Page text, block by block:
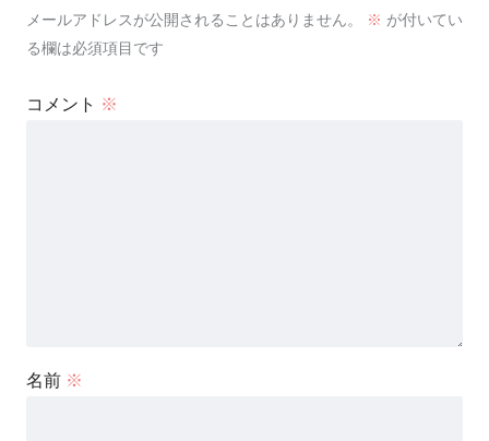
メールアドレスが公開されることはありません。 ※ が付いてい
る欄は必須項目です
コメント ※
名前 ※